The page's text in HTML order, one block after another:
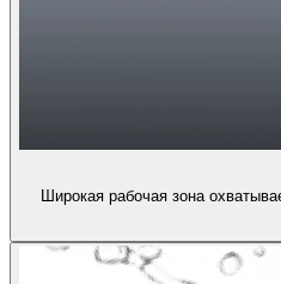
Широкая рабочая зона